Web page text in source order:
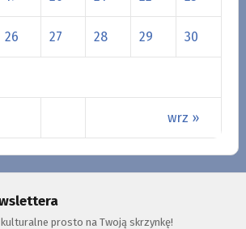
wrz »
26 27 28 29 30
prosto na Twoją skrzynkę!